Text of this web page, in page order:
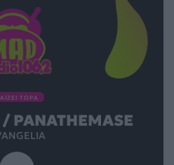
ΤΩΡΑ
/ PANATHEMASE